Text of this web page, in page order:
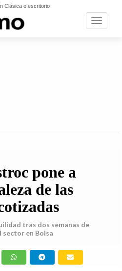
Clásica o escritorio
Toggle
pone a
de las
tras dos semanas de
sector en Bolsa